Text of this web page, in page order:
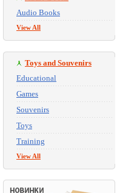
Audio Books
View All
Toys and Souvenirs
Educational
Games
Souvenirs
Toys
Training
View All